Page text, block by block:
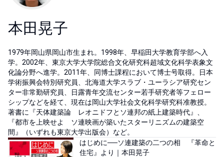
本田晃子
1979年岡山県岡山市生まれ。1998年、早稲田大学教育学部へ入
学。2002年、東京大学大学院総合文化研究科超域文化科学表象文
化論分野へ進学。2011年、同博士課程において博士号取得。日本
学術振興会特別研究員、北海道大学スラブ・ユーラシア研究セン
ター非常勤研究員、日露青年交流センター若手研究者等フェロー
シップなどを経て、現在は岡山大学社会文化科学研究科准教授。
著書に『天体建築論 レオニドフとソ連邦の紙上建築時代』、
『都市を上映せよ ソ連映画が築いたスターリニズムの建築空
間』（いずれも東京大学出版会）など。
はじめに──ソ連建築の二つの相 『革命と
住宅』より｜本田晃子